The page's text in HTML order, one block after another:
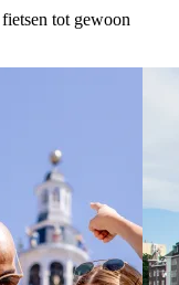
tot gewoon